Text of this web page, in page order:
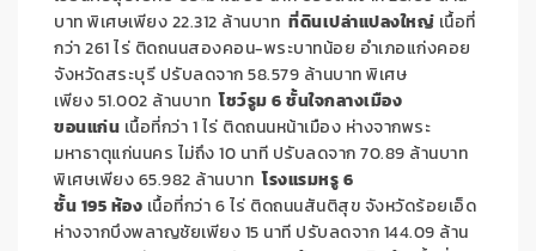
บาท พิเศษเพียง22.312 ล้านบาท ที่ดินเปล่าแปลงใหญ่ เนื้อที่
กว่า 261 ไร่ ติดถนนสองคอน-พระบาทน้อย อำเภอแก่งคอย
จังหวัดสระบุรี ปรับลดจาก58.579 ล้านบาท พิเศษ
เพียง51.002 ล้านบาท โชว์รูม 6 ชั้นใจกลางเมือง
ขอนแก่น เนื้อที่กว่า 1 ไร่ ติดถนนหน้าเมือง ห่างจากพระ
มหาธาตุแก่นนคร ไม่ถึง 10 นาที ปรับลดจาก70.89 ล้านบาท
พิเศษเพียง65.982 ล้านบาท โรงแรมหรู 6
ชั้น195ห้อง เนื้อที่กว่า 6 ไร่ ติดถนนสันติสุข จังหวัดร้อยเอ็ด
ห่างจากบึงพลาญชัยเพียง 15 นาที ปรับลดจาก144.09 ล้าน